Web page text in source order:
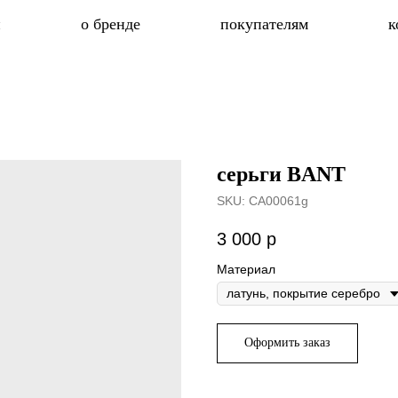
о бренде покупателям
серьги BANT
SKU: CA00061g
3 000 р
Материал
Оформить заказ